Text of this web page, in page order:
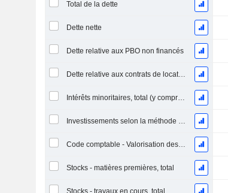
Total de la dette
Dette nette
Dette relative aux PBO non financés
Dette relative aux contrats de location
Intérêts minoritaires, total (y compris la division financière)
Investissements selon la méthode de la mise en équivalence, total
Code comptable - Valorisation des stocks
Stocks - matières premières, total
Stocks - travaux en cours, total